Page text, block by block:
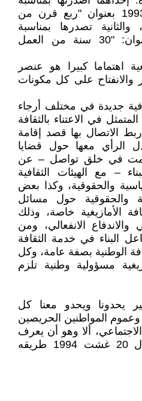
ذكراها الفضية في نونبر 1993 بعنوان "ربع قرن من
والثانية تصدرها بمناسبة
الذكرى الحالية وتحمل عنوان: "30 سنة من العمل
اهتماما كبيرا هو عنصر
والانفتاح على كل مكونات
جديدة في مختلف أرجاء
في الاعتناء بالثقافة
ربط الاتصال بها قصد إقامة
الرأي معها حول قضايا
ساهمت في خلق تواصل – عن
– مع الهيئات الثقافية
والحقوقية، وكذا بعض
والحقوقية حول مسائل
الأمازيغية خاصة، وذلك
الانفعالي، ومن
البناء في خدمة الثقافة
الوطنية بصفة عامة، وكل
مسؤولية وطنية تلزم
يحدونا ويحدو معنا كل
وعموم المواطنين الحريصين
ألا وهو أن يعرف
مضمون الخطاب الملكي ل 20 غشت 1994 طريقه